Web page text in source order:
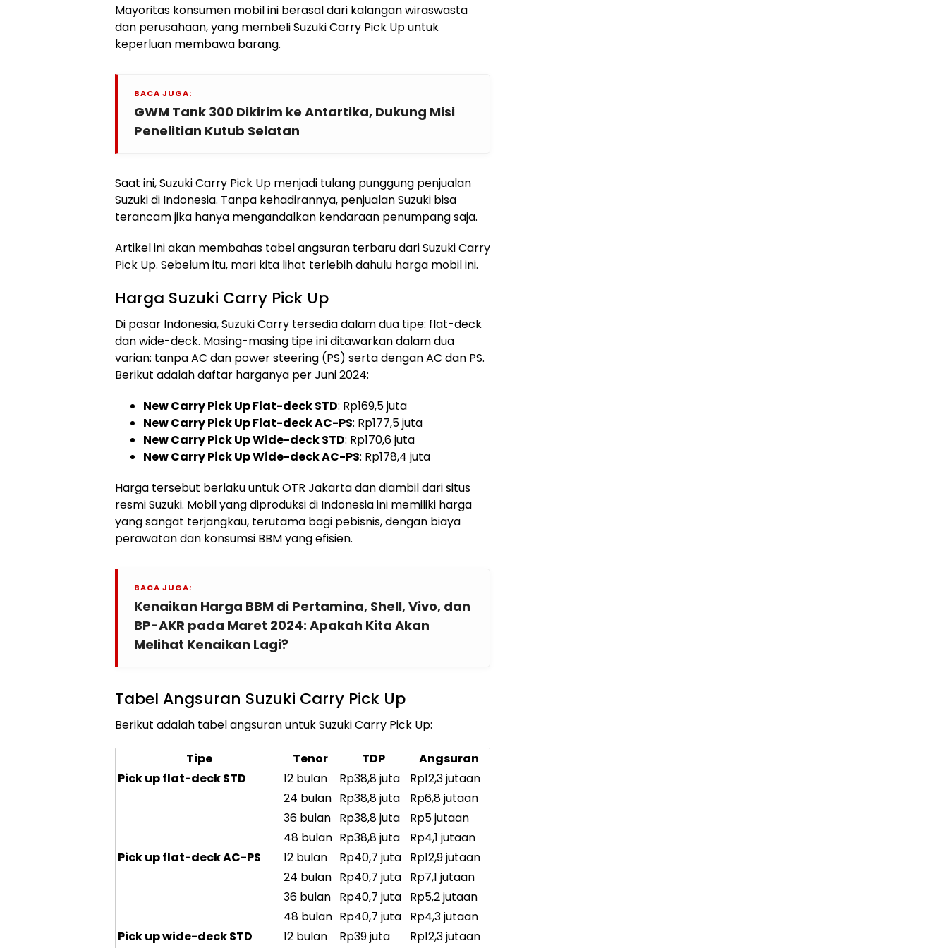
Mayoritas konsumen mobil ini berasal dari kalangan wiraswasta
dan perusahaan, yang membeli Suzuki Carry Pick Up untuk
keperluan membawa barang.
BACA JUGA:
GWM Tank 300 Dikirim ke Antartika, Dukung Misi
Penelitian Kutub Selatan
Saat ini, Suzuki Carry Pick Up menjadi tulang punggung penjualan
Suzuki di Indonesia. Tanpa kehadirannya, penjualan Suzuki bisa
terancam jika hanya mengandalkan kendaraan penumpang saja.
Artikel ini akan membahas tabel angsuran terbaru dari Suzuki Carry
Pick Up. Sebelum itu, mari kita lihat terlebih dahulu harga mobil ini.
Harga Suzuki Carry Pick Up
Di pasar Indonesia, Suzuki Carry tersedia dalam dua tipe: flat-deck
dan wide-deck. Masing-masing tipe ini ditawarkan dalam dua
varian: tanpa AC dan power steering (PS) serta dengan AC dan PS.
Berikut adalah daftar harganya per Juni 2024:
New Carry Pick Up Flat-deck STD: Rp169,5 juta
New Carry Pick Up Flat-deck AC-PS: Rp177,5 juta
New Carry Pick Up Wide-deck STD: Rp170,6 juta
New Carry Pick Up Wide-deck AC-PS: Rp178,4 juta
Harga tersebut berlaku untuk OTR Jakarta dan diambil dari situs
resmi Suzuki. Mobil yang diproduksi di Indonesia ini memiliki harga
yang sangat terjangkau, terutama bagi pebisnis, dengan biaya
perawatan dan konsumsi BBM yang efisien.
BACA JUGA:
Kenaikan Harga BBM di Pertamina, Shell, Vivo, dan
BP-AKR pada Maret 2024: Apakah Kita Akan
Melihat Kenaikan Lagi?
Tabel Angsuran Suzuki Carry Pick Up
Berikut adalah tabel angsuran untuk Suzuki Carry Pick Up:
Tipe Tenor TDP
Angsuran
Pick up flat-deck STD
12 bulan Rp38,8 juta
Rp12,3 jutaan
24 bulan Rp38,8 juta
Rp6,8 jutaan
36 bulan Rp38,8 juta
Rp5 jutaan
48 bulan Rp38,8 juta
Rp4,1 jutaan
Pick up flat-deck AC-PS
12 bulan Rp40,7 juta Rp12,9 jutaan
24 bulan Rp40,7 juta Rp7,1 jutaan
36 bulan Rp40,7 juta Rp5,2 jutaan
48 bulan Rp40,7 juta Rp4,3 jutaan
Pick up wide-deck STD
12 bulan Rp39 juta
Rp12,3 jutaan